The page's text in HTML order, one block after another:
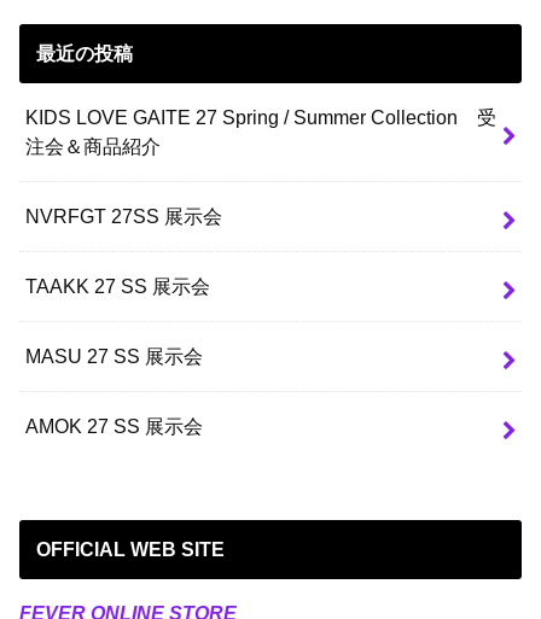
最近の投稿
KIDS LOVE GAITE 27 Spring / Summer Collection 受
注会＆商品紹介
NVRFGT 27SS 展示会
TAAKK 27 SS 展示会
MASU 27 SS 展示会
AMOK 27 SS 展示会
OFFICIAL WEB SITE
FEVER ONLINE STORE